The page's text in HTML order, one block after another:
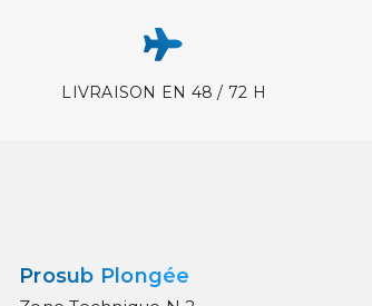
LIVRAISON EN 48 / 72 H
Prosub Plongée